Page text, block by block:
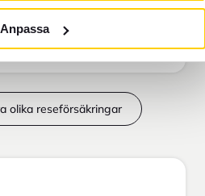
Anpassa
olika reseförsäkringar